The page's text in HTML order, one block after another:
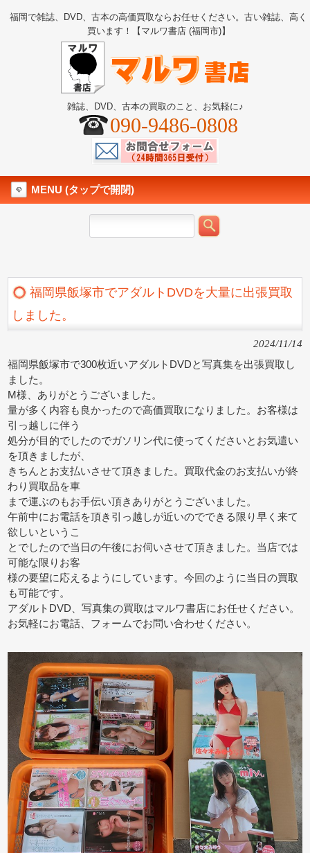
福岡で雑誌、DVD、古本の高価買取ならお任せください。古い雑誌、高く
買います！【マルワ書店 (福岡市)】
雑誌、DVD、古本の買取のこと、お気軽に♪
090-9486-0808
MENU (タップで開閉)
福岡県飯塚市でアダルトDVDを大量に出張買取
しました。
2024/11/14
福岡県飯塚市で300枚近いアダルトDVDと写真集を出張買取し
ました。
M様、ありがとうございました。
量が多く内容も良かったので高価買取になりました。お客様は
引っ越しに伴う
処分が目的でしたのでガソリン代に使ってくださいとお気遣い
を頂きましたが、
きちんとお支払いさせて頂きました。買取代金のお支払いが終
わり買取品を車
まで運ぶのもお手伝い頂きありがとうございました。
午前中にお電話を頂き引っ越しが近いのでできる限り早く来て
欲しいというこ
とでしたので当日の午後にお伺いさせて頂きました。当店では
可能な限りお客
様の要望に応えるようにしています。今回のように当日の買取
も可能です。
アダルトDVD、写真集の買取はマルワ書店にお任せください。
お気軽にお電話、フォームでお問い合わせください。